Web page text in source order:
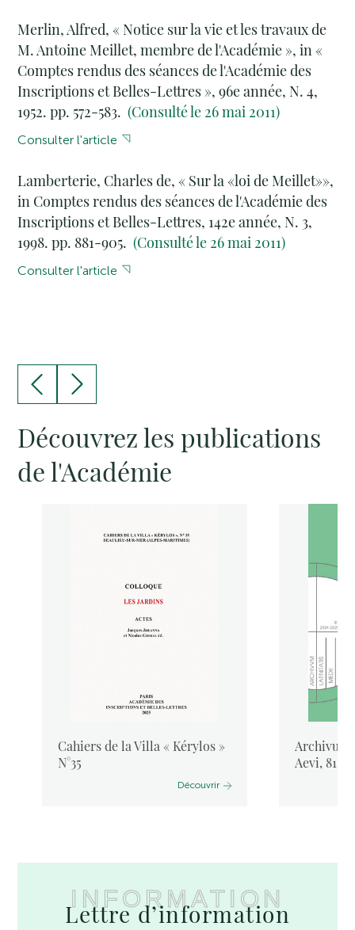
Merlin, Alfred, « Notice sur la vie et les travaux de
M. Antoine Meillet, membre de l'Académie », in «
Comptes rendus des séances de l'Académie des
Inscriptions et Belles-Lettres », 96e année, N. 4,
1952. pp. 572-583.(Consulté le 26 mai 2011)
Consulter l'article
Lamberterie, Charles de, « Sur la «loi de Meillet»»,
in Comptes rendus des séances de l'Académie des
Inscriptions et Belles-Lettres, 142e année, N. 3,
1998. pp. 881-905.(Consulté le 26 mai 2011)
Consulter l'article
Découvrez les publications
de l'Académie
Cahiers de la Villa « Kérylos »
N°35
Découvrir
Aevi, 81,
INFORMATION
Lettre d’information